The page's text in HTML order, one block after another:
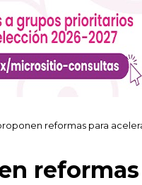
reformas para